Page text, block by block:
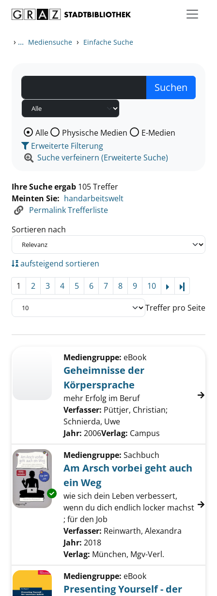
› ... Mediensuche › Einfache Suche
Wählen Sie die Medienart nach der Sie suchen wollen.
Alle Physische Medien
E-Medien
Erweiterte Filterung
Suche verfeinern (Erweiterte Suche)
Ihre Suche ergab 105 Treffer
Meinten Sie: handarbeitswelt
Permalink Trefferliste
Sortieren nach
aufsteigend sortieren
1 2 3 4 5 6 7 8 9 10
Treffer pro Seite
Zu den Suchfiltern springen
Mediengruppe: eBook
Geheimnisse der
Körpersprache
mehr Erfolg im Beruf
Verfasser: Püttjer, Christian;
Schnierda, Uwe
Jahr: 2006Verlag: Campus
Exemplar-Details von Am Arsch vorbei geht
Mediengruppe: Sachbuch
Am Arsch vorbei geht auch
ein Weg
wie sich dein Leben verbessert,
wenn du dich endlich locker machst
; für den Job
Verfasser: Reinwarth, Alexandra
Jahr: 2018
Verlag: München, Mgv-Verl.
Mediengruppe: eBook
Presenting Yourself - der